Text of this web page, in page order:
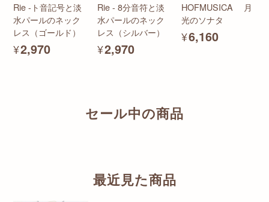
Rie -ト音記号と淡
水パールのネック
レス（ゴールド）
¥2,970
Rie - 8分音符と淡
水パールのネック
レス（シルバー）
¥2,970
HOFMUSICA 月
光のソナタ
¥6,160
セール中の商品
最近見た商品